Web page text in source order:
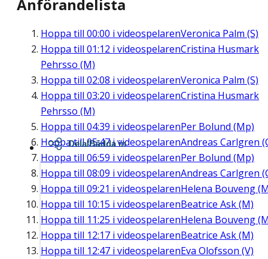
Anförandelista
Hoppa till 00:00 i videospelarenVeronica Palm (S)
Hoppa till 01:12 i videospelarenCristina Husmark
Pehrsso (M)
Hoppa till 02:08 i videospelarenVeronica Palm (S)
Hoppa till 03:20 i videospelarenCristina Husmark
Pehrsso (M)
Hoppa till 04:39 i videospelarenPer Bolund (Mp)
Hoppa till05:47i videospelarenAndreas Carlgren
Hoppa till 06:59 i videospelarenPer Bolund (Mp)
Hoppa till 08:09 i videospelarenAndreas Carlgren
Hoppa till 09:21 i videospelarenHelena Bouveng
Hoppa till 10:15 i videospelarenBeatrice Ask (M)
Hoppa till 11:25 i videospelarenHelena Bouveng
Hoppa till 12:17 i videospelarenBeatrice Ask (M)
Hoppa till 12:47 i videospelarenEva Olofsson (V)
Dela/Bädda in